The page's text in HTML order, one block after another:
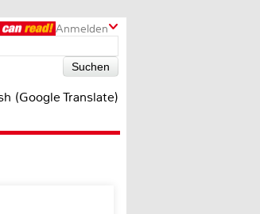
Anmelden
(Google Translate)